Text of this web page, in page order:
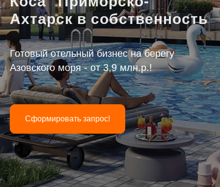
Ахтарск в собственность
Готовый отельный бизнес на берегу
Азовского моря - от 3,9 млн.р.!
Сформировать запрос!